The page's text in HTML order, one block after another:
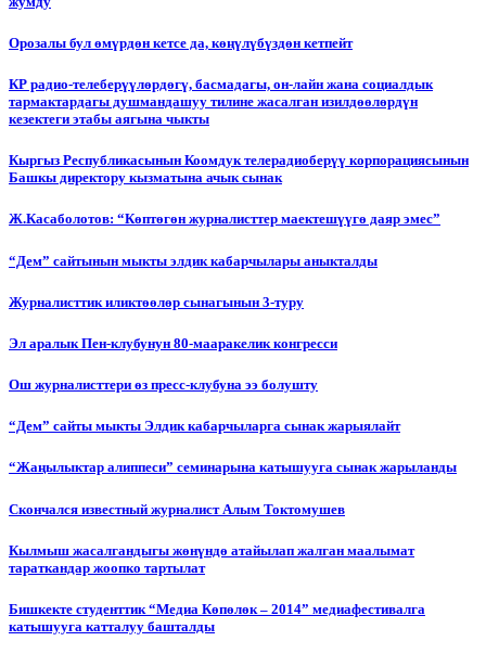
Орозалы бул өмүрдөн кетсе да, көңүлүбүздөн кетпейт
КР радио-телеберүүлөрдөгү, басмадагы, он-лайн жана социалдык
тармактардагы душмандашуу тилине жасалган изилдөөлөрдүн
кезектеги этабы аягына чыкты
Кыргыз Республикасынын Коомдук телерадиоберүү корпорациясынын
Башкы директору кызматына ачык сынак
Ж.Касаболотов: “Көптөгөн журналисттер маектешүүгө даяр эмес”
“Дем” сайтынын мыкты элдик кабарчылары аныкталды
Журналисттик иликтөөлөр сынагынын 3-туру
Эл аралык Пен-клубунун 80-мааракелик конгресси
Ош журналисттери өз пресс-клубуна ээ болушту
“Дем” сайты мыкты Элдик кабарчыларга сынак жарыялайт
“Жаңылыктар алиппеси” семинарына катышууга сынак жарыланды
Cкончался известный журналист Алым Токтомушев
Кылмыш жасалгандыгы жөнүндө атайылап жалган маалымат
тараткандар жоопко тартылат
Бишкекте студенттик “Медиа Көпөлөк – 2014” медиафестивалга
катышууга катталуу башталды